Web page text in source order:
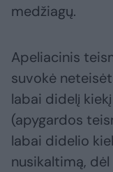
medžiagų.
Apeliacinis
suvokė
labai didelį
(apygardos
labai didelio
nusikaltimą,